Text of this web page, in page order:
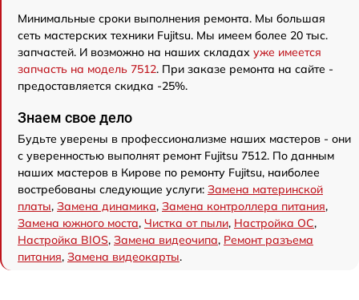
Минимальные сроки выполнения ремонта. Мы большая
сеть мастерских техники Fujitsu. Мы имеем более 20 тыс.
запчастей. И возможно на наших складах уже имеется
запчасть на модель 7512. При заказе ремонта на сайте -
предоставляется скидка -25%.
Знаем свое дело
Будьте уверены в профессионализме наших мастеров - они
с уверенностью выполнят ремонт Fujitsu 7512. По данным
наших мастеров в Кирове по ремонту Fujitsu, наиболее
востребованы следующие услуги: Замена материнской
платы, Замена динамика, Замена контроллера питания,
Замена южного моста, Чистка от пыли, Настройка ОС,
Настройка BIOS, Замена видеочипа, Ремонт разъема
питания, Замена видеокарты.